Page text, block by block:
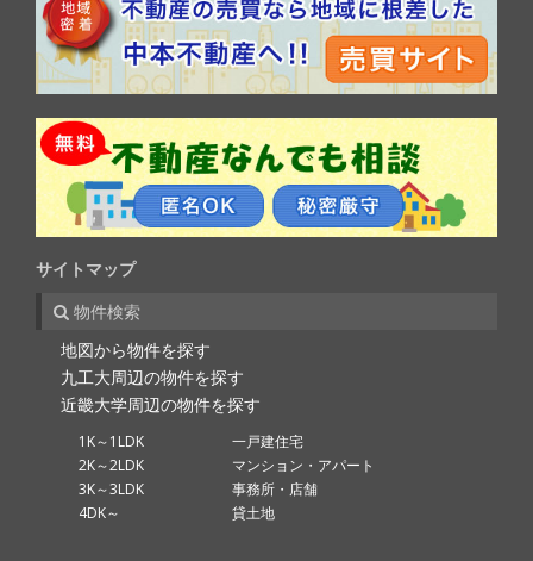
サイトマップ
物件検索
地図から物件を探す
九工大周辺の物件を探す
近畿大学周辺の物件を探す
1K～1LDK
2K～2LDK
3K～3LDK
4DK～
一戸建住宅
マンション・アパート
事務所・店舗
貸土地